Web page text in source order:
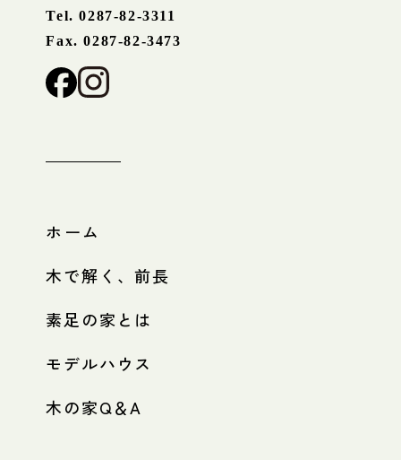
Tel. 0287-82-3311
Fax. 0287-82-3473
ホーム
木で解く、前長
素足の家とは
モデルハウス
木の家Q＆A